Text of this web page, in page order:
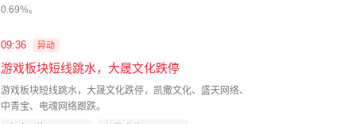
针对赴美生育从而使新生儿获得美国公民身份的“生育旅游”。
布新的规章和指导方针以遏止“赴美生子”，包括拒绝向企图赴
进入美国的外国人的签证、拒绝入境或遣返曾参与或计划参
与“生育旅游”的外国人等。（新华社）
0.69%。
09:36 异动
游戏板块短线跳水，大晟文化跌停
游戏板块短线跳水，大晟文化跌停，凯撒文化、盛天网络、
中青宝、电魂网络跟跌。